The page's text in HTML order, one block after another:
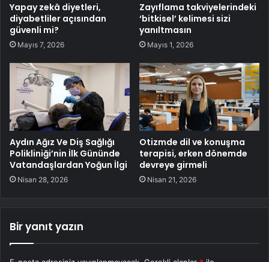
Yapay zekâ diyetleri,
diyabetliler açısından
güvenli mi?
Mayıs 7, 2026
Zayıflama takviyelerindeki
‘bitkisel’ kelimesi sizi
yanıltmasın
Mayıs 1, 2026
Aydın Ağız Ve Diş Sağlığı
Polikliniği’nin İlk Gününde
Vatandaşlardan Yoğun İlgi
Nisan 28, 2026
Otizmde dil ve konuşma
terapisi, erken dönemde
devreye girmeli
Nisan 21, 2026
Bir yanıt yazın